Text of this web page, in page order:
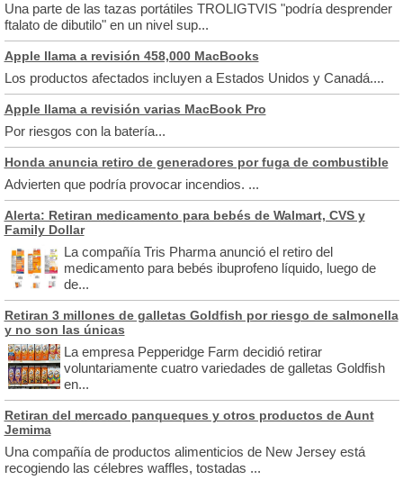
Una parte de las tazas portátiles TROLIGTVIS "podría desprender
ftalato de dibutilo" en un nivel sup...
Apple llama a revisión 458,000 MacBooks
Los productos afectados incluyen a Estados Unidos y Canadá....
Apple llama a revisión varias MacBook Pro
Por riesgos con la batería...
Honda anuncia retiro de generadores por fuga de combustible
Advierten que podría provocar incendios. ...
Alerta: Retiran medicamento para bebés de Walmart, CVS y
Family Dollar
La compañía Tris Pharma anunció el retiro del
medicamento para bebés ibuprofeno líquido, luego de
de...
Retiran 3 millones de galletas Goldfish por riesgo de salmonella
y no son las únicas
La empresa Pepperidge Farm decidió retirar
voluntariamente cuatro variedades de galletas Goldfish
en...
Retiran del mercado panqueques y otros productos de Aunt
Jemima
Una compañía de productos alimenticios de New Jersey está
recogiendo las célebres waffles, tostadas ...